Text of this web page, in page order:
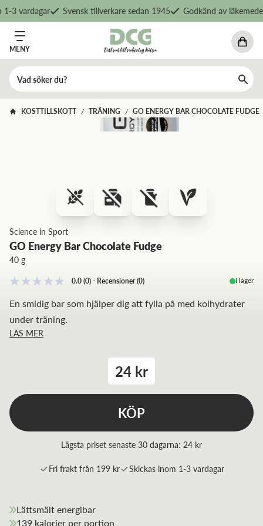
3 vardagar Svensk tillverkare sedan 1945 Godkänd av
MENY
KOSTTILLSKOTT / TRÄNING / GO ENERGY BAR CHOCOLATE FUDGE
Science in Sport
GO Energy Bar Chocolate Fudge
40 g
0.0(0)- Recensioner(0) I lager
En smidig bar som hjälper dig att fylla på med kolhydrater
under träning.
LÄS MER
24 kr
KÖP
Lägsta priset senaste 30 dagarna: 24 kr
Fri frakt från 199 kr Skickas inom 1-3 vardagar
Lättsmält energibar
139 kalorier per portion